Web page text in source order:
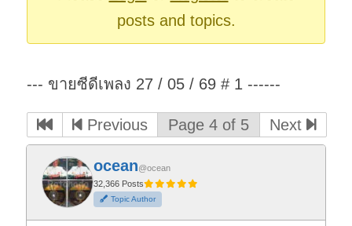
posts and topics.
--- ขายซีดีเพลง 27 / 05 / 69 # 1 ------
Previous Page 4 of 5 Next
ocean@ocean
32,366 Posts
Topic Author